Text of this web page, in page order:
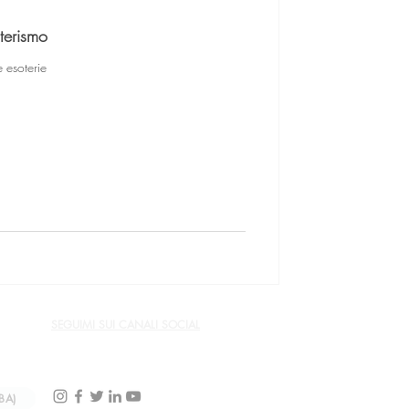
esoterie